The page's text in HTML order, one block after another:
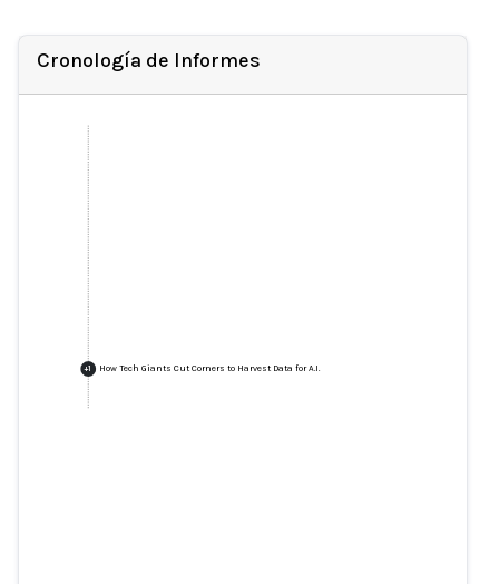
Cronología de Informes
+1 How Tech Giants Cut Corners to Harvest Data for A.I.